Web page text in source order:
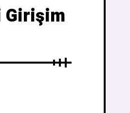
Girişim